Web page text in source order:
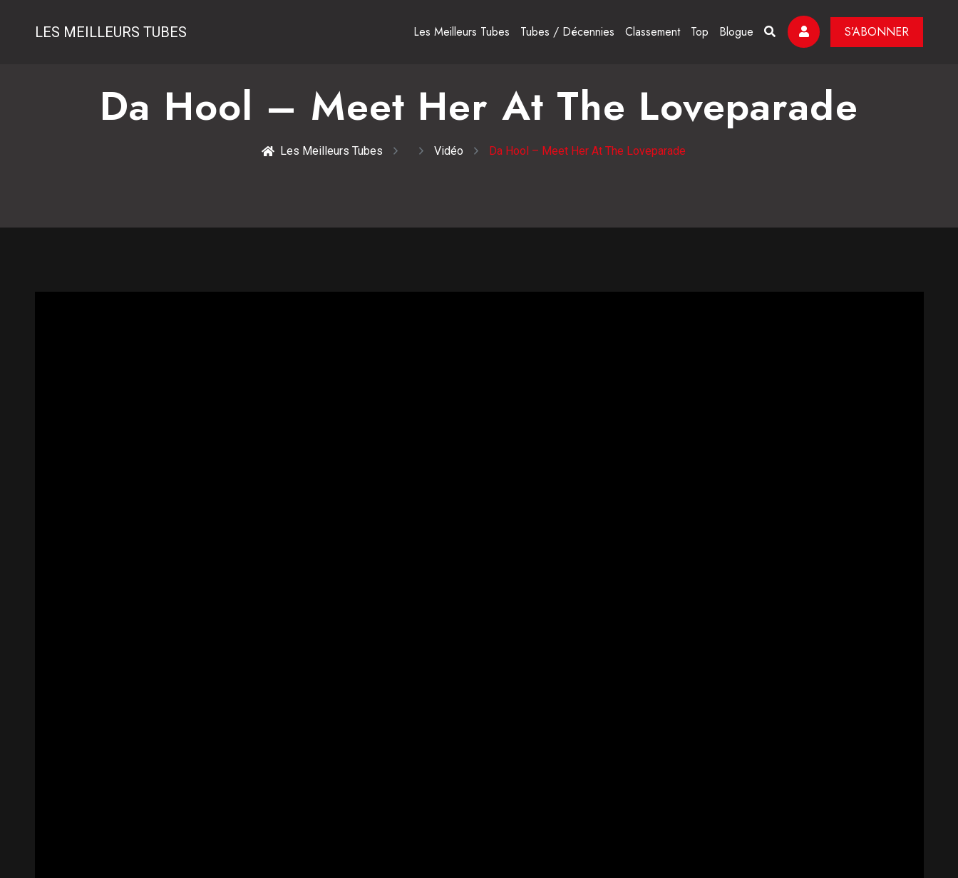
LES MEILLEURS TUBES Les Meilleurs Tubes Tubes / Décennies Classement Top Blogue S’ABONNER
Da Hool – Meet Her At The Loveparade
Les Meilleurs Tubes Vidéo Da Hool – Meet Her At The Loveparade